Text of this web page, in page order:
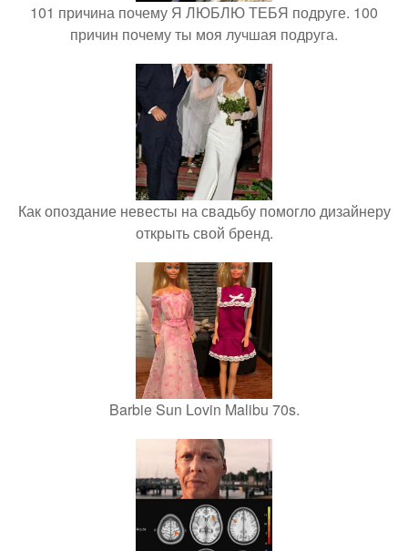
101 причина почему Я ЛЮБЛЮ ТЕБЯ подруге. 100
причин почему ты моя лучшая подруга.
Как опоздание невесты на свадьбу помогло дизайнеру
открыть свой бренд.
Barbie Sun Lovin Malibu 70s.